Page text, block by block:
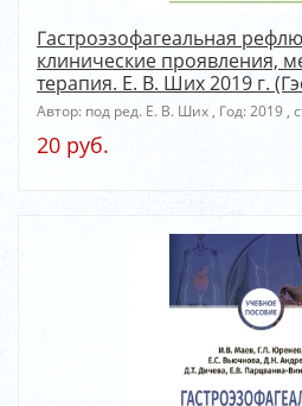
Гастроэзофагеальная
клинические проявления,
терапия. Е. В. Ших 2019 г.
Автор: под ред. Е. В. Ших , Год: 2019 ,
20 руб.